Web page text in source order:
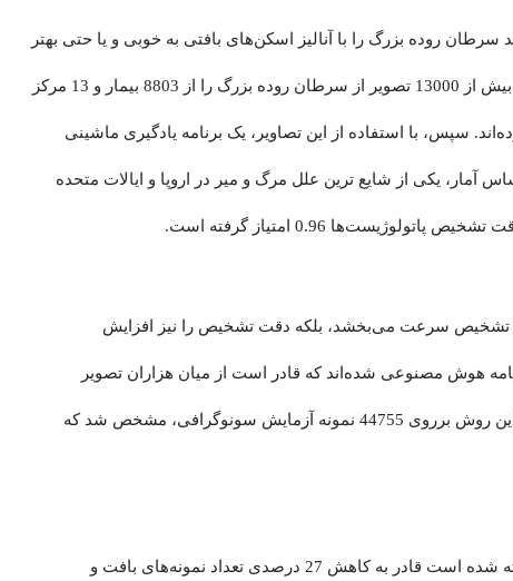
روده بزرگ را با آنالیز اسکن‌های بافتی به خوبی و یا حتی بهتر
از پاتولوژیست‌ها (آسیب‌شناسان) تشخیص دهد.این محققان بیش از 13000 تصویر از سرطان روده بزرگ را از 8803 بیمار و 13 مرکز
سپس، با استفاده از این تصاویر، یک برنامه یادگیری ماشینی
آمار، یکی از شایع ترین علل مرگ و میر در اروپا و ایالات متحده
تشخیص سرعت می‌بخشد، بلکه دقت تشخیص را نیز افزایش
هوش مصنوعی شده‌اند که قادر است از میان هزاران تصویر
اولتراسوند پستان، تصویر سرطانی را تشخیص دهد.با انجام این روش برروی 44755 نمونه آزمایش سونوگرافی، مشخص شد که
همان ابزار هوش مصنوعی که توسط دانشگاه نیویورک ساخته شده است قادر به کاهش 27 درصدی تعداد نمونه‌های بافت و